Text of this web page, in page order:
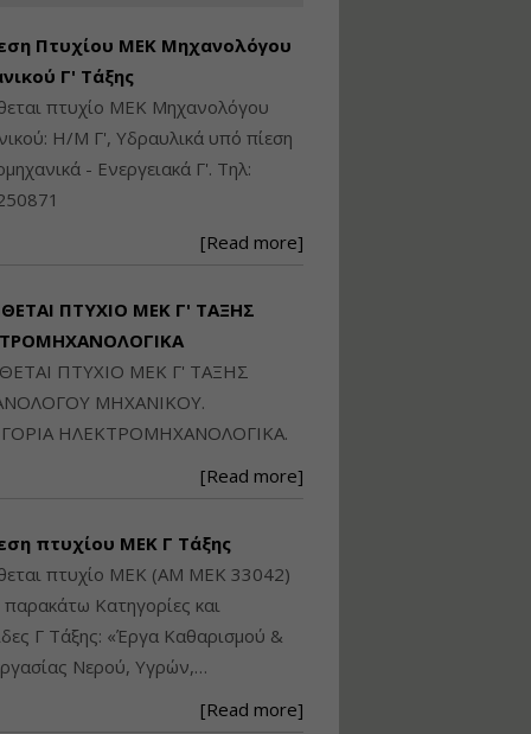
Πτυχίου ΜΕΚ Μηχανολόγου
Γ' Τάξης
πτυχίο ΜΕΚ Μηχανολόγου
Η/Μ Γ', Υδραυλικά υπό πίεση
- Ενεργειακά Γ'. Τηλ:
[Read more]
ΠΤΥΧΙΟ ΜΕΚ Γ' ΤΑΞΗΣ
ΠΤΥΧΙΟ ΜΕΚ Γ' ΤΑΞΗΣ
ΜΗΧΑΝΙΚΟΥ.
ΗΛΕΚΤΡΟΜΗΧΑΝΟΛΟΓΙΚΑ.
[Read more]
πτυχίου ΜΕΚ Γ Τάξης
πτυχίο ΜΕΚ (ΑΜ ΜΕΚ 33042)
παρακάτω Κατηγορίες και
Γ Τάξης: «Έργα Καθαρισμού &
Νερού, Υγρών,…
[Read more]
Αυτοτελούς
Εισηγήτρια:Αναστασία Μητρακάκη
Τιμή από: €140.00
Εισηγήτρια:Γραμματή Μπακλατσή
Διάρκεια: 8 ώρες
τεχνολογίας
Διαχείρισης
Εισηγητής: Στέφανος Τουλόγλου